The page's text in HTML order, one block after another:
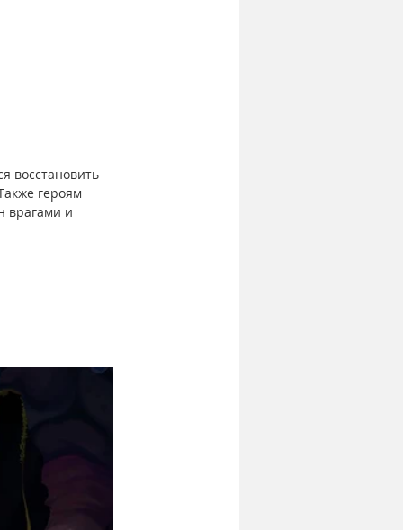
восстановить
героям
врагами и